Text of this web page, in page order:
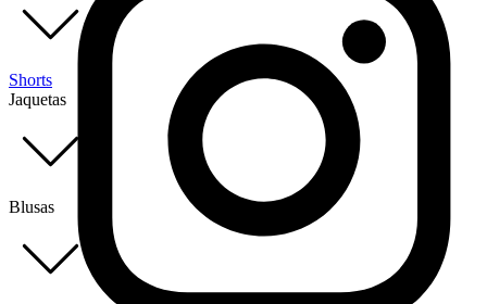
Shorts
Jaquetas
Blusas